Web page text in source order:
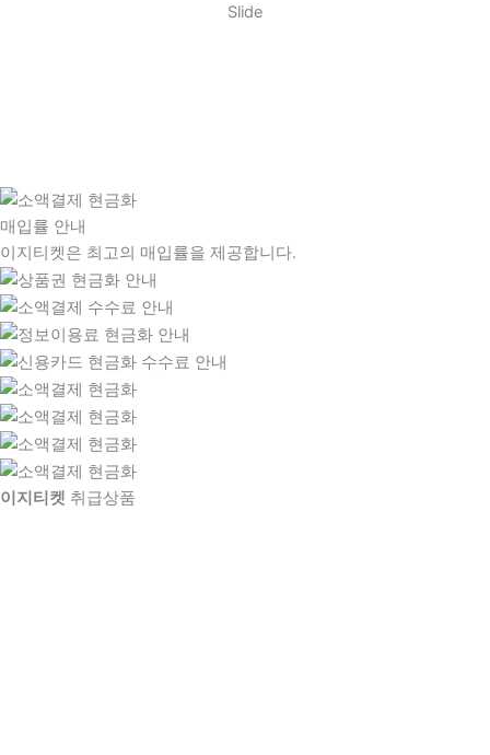
Slide
매입률 안내
이지티켓은 최고의 매입률을 제공합니다.
이지티켓 취급상품